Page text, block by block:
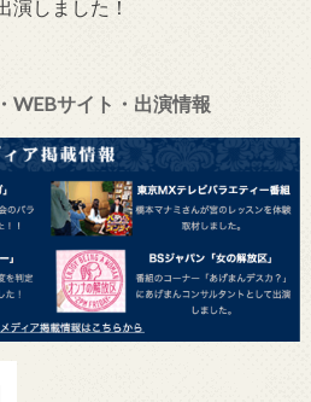
演しました！
WEBサイト・出演情報